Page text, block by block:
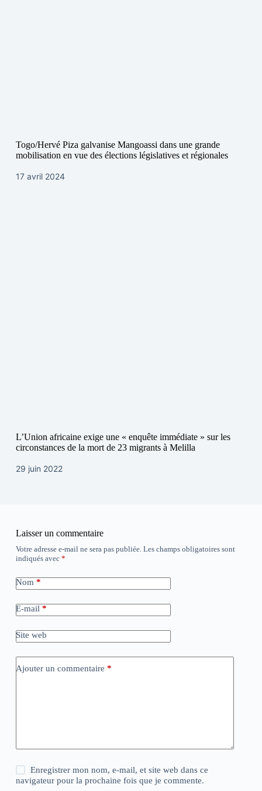
Togo/Hervé Piza galvanise Mangoassi dans une grande
mobilisation en vue des élections législatives et régionales
17 avril 2024
L’Union africaine exige une « enquête immédiate » sur les
circonstances de la mort de 23 migrants à Melilla
29 juin 2022
Laisser un commentaire
Votre adresse e-mail ne sera pas publiée. Les champs obligatoires sont
indiqués avec *
Nom *
E-mail *
Site web
Ajouter un commentaire *
Enregistrer mon nom, e-mail, et site web dans ce
navigateur pour la prochaine fois que je commente.